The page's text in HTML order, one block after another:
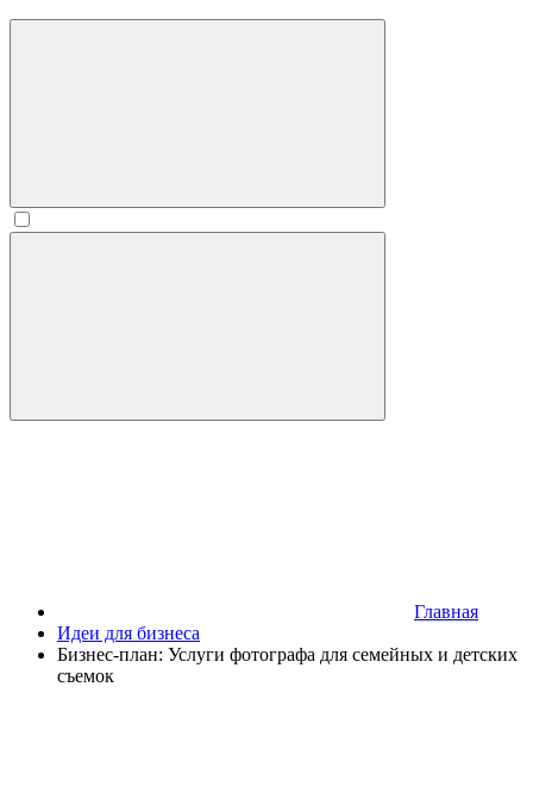
Главная
Идеи для бизнеса
Бизнес-план: Услуги фотографа для семейных и детских
съемок